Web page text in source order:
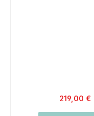
219,00 €